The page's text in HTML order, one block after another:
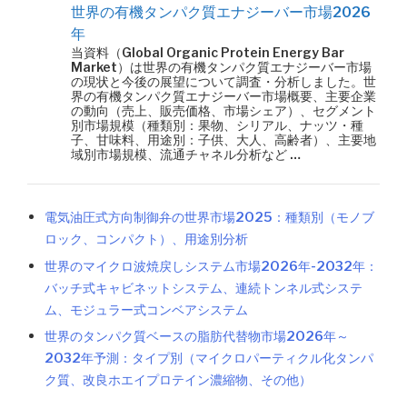
世界の有機タンパク質エナジーバー市場2026
年
当資料（Global Organic Protein Energy Bar
Market）は世界の有機タンパク質エナジーバー市場
の現状と今後の展望について調査・分析しました。世
界の有機タンパク質エナジーバー市場概要、主要企業
の動向（売上、販売価格、市場シェア）、セグメント
別市場規模（種類別：果物、シリアル、ナッツ・種
子、甘味料、用途別：子供、大人、高齢者）、主要地
域別市場規模、流通チャネル分析など …
電気油圧式方向制御弁の世界市場2025：種類別（モノブ
ロック、コンパクト）、用途別分析
世界のマイクロ波焼戻しシステム市場2026年-2032年：
バッチ式キャビネットシステム、連続トンネル式システ
ム、モジュラー式コンベアシステム
世界のタンパク質ベースの脂肪代替物市場2026年～
2032年予測：タイプ別（マイクロパーティクル化タンパ
ク質、改良ホエイプロテイン濃縮物、その他）